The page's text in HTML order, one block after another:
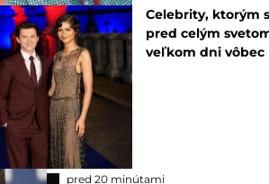
Celebrity, ktorým
pred celým
veľkom dni vôbec
pred 20 minútami